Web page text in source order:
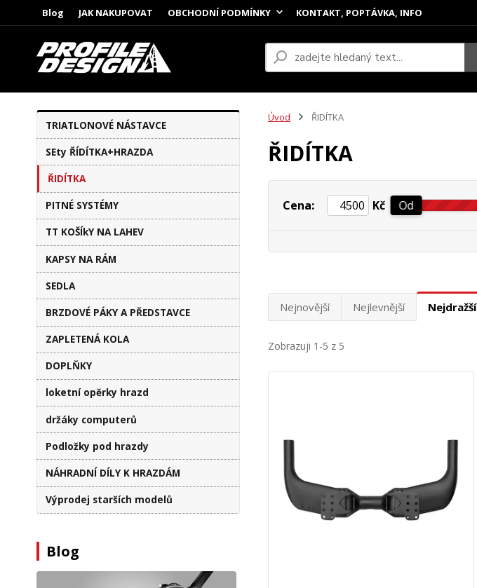
Blog JAK NAKUPOVAT OBCHODNÍ PODMÍNKY KONTAKT, POPTÁVKA, INFO
TRIATLONOVÉ NÁSTAVCE
SEty ŘÍDÍTKA+HRAZDA
ŘIDÍTKA
PITNÉ SYSTÉMY
TT KOŠÍkY NA LAHEV
KAPSY NA RÁM
SEDLA
BRZDOVÉ PÁKY A PŘEDSTAVCE
ZAPLETENÁ KOLA
DOPLŇKY
loketní opěrky hrazd
držáky computerů
Podložky pod hrazdy
NÁHRADNÍ DÍLY K HRAZDÁM
Výprodej starších modelů
Blog
Úvod ŘIDÍTKA
ŘIDÍTKA
Cena: Kč Od
Nejnovější Nejlevnější Nejdražší
Zobrazuji 1-5 z 5